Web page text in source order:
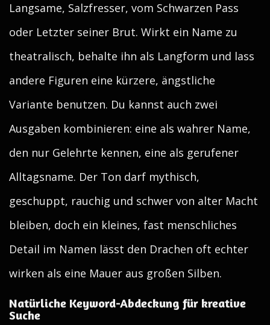
Langsame, Salzfresser, vom Schwarzen Pass
oder Letzter seiner Brut. Wirkt ein Name zu
theatralisch, behalte ihn als Langform und lass
andere Figuren eine kürzere, ängstliche
Variante benutzen. Du kannst auch zwei
Ausgaben kombinieren: eine als wahrer Name,
den nur Gelehrte kennen, eine als gerufener
Alltagsname. Der Ton darf mythisch,
geschuppt, rauchig und schwer von alter Macht
bleiben, doch ein kleines, fast menschliches
Detail im Namen lässt den Drachen oft echter
wirken als eine Mauer aus großen Silben.
Natürliche Keyword-Abdeckung für kreative
Suche